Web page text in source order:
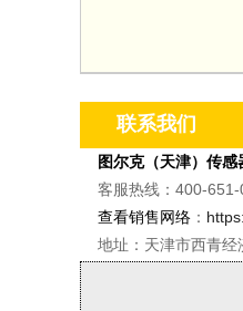
联系我们
图尔克（天津）传感
客服热线：400-651-
查看销售网络 ：
地址：天津市西青经